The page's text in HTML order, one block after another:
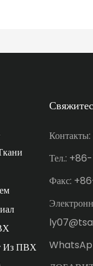
Из ПВХ
Тел.:
Факс: